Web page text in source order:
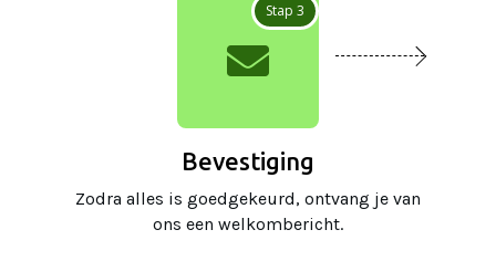
Stap 3

Bevestiging
Zodra alles is goedgekeurd, ontvang je van
ons een welkombericht.